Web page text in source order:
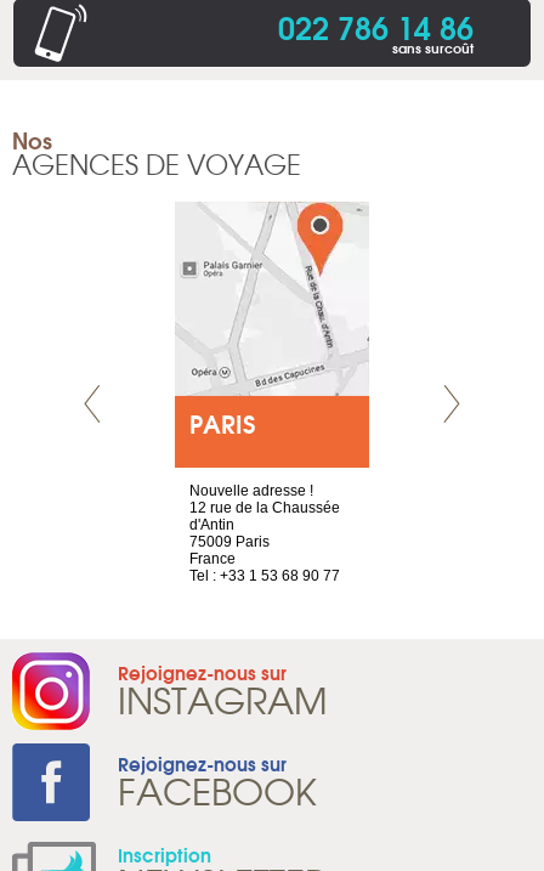
022 786 14 86
sans surcoût
Nos
AGENCES DE VOYAGE
PARIS
Nouvelle adresse !
12 rue de la Chaussée
d'Antin
75009 Paris
France
Tel : +33 1 53 68 90 77
Rejoignez-nous sur
INSTAGRAM
Rejoignez-nous sur
FACEBOOK
Inscription